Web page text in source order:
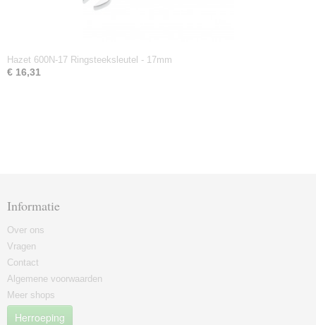
Hazet 600N-17 Ringsteeksleutel - 17mm
€ 16,31
Informatie
Over ons
Vragen
Contact
Algemene voorwaarden
Meer shops
Herroeping